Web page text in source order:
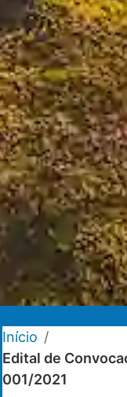
Início /
Edital de
001/2021